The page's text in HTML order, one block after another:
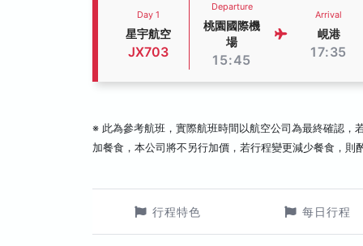
Day 1
星宇航空
JX703
Departure
桃園國際機
場
15:45
Arrival
峴港
17:35
※ 此為參考航班，實際航班時間以航空公司為最終確認，
加餐食，本公司將不另行加價，若行程變更減少餐食，則
行程特色 每日行程